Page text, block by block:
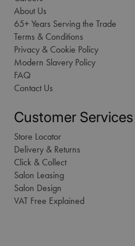
About Us
65+ Years Serving the Trade
Terms & Conditions
Privacy & Cookie Policy
Modern Slavery Policy
FAQ
Contact Us
Customer Services
Store Locator
Delivery & Returns
Click & Collect
Salon Leasing
Salon Design
VAT Free Explained